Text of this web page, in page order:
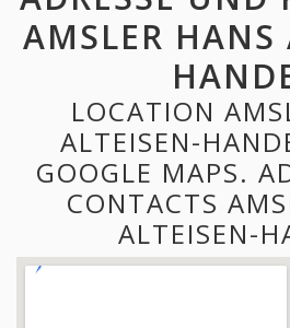
AMSLER HANS
LOCATION
ALTEISEN-
GOOGLE MAPS.
CONTACTS
ALTEISEN-